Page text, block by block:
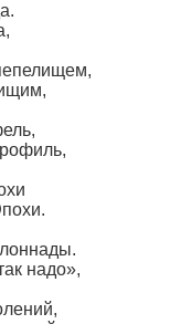
надо»,